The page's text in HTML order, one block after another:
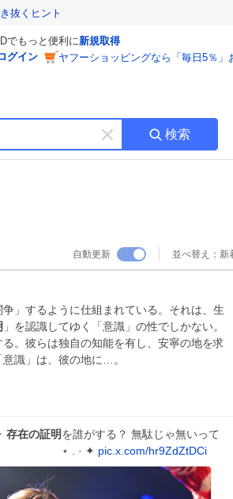
抜くヒント
IDでもっと便利に新規取得
グイン
ヤフーショッピングなら「毎日5％」
キ
ー
す
検索
自動更新 並べ替え： 新
」するように仕組まれている。それは、生
」を認識してゆく「意識」の性でしかない。
。彼らは独自の知能を有し、安寧の地を求
識」は、彼の地に…。
存在の証明を誰がする？ 無駄じゃ無いって
. ⋆ ⋆ . · ✦ pic.x.com/hr9ZdZtDCi